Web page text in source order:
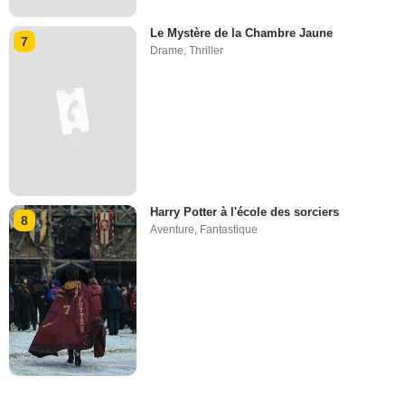
7
Le Mystère de la Chambre Jaune
Drame,Thriller
8
Harry Potter à l'école des sorciers
Aventure, Fantastique